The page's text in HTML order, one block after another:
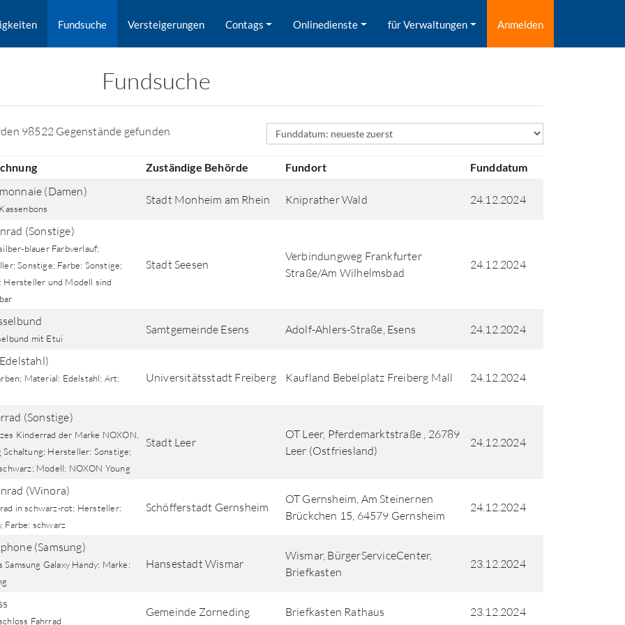
Fundsuche Versteigerungen Contags Onlinedienste für Verwaltungen Anmelden
Fundsuche
nach Orten gesucht.
98522 Gegenstände gefunden Sortierfeld
Zuständige Behörde Fundort Funddatum
(Damen)
Stadt Monheim am Rhein Kniprather Wald 24.12.2024
(Sonstige)
blauer Farbverlauf;
Sonstige; Farbe: Sonstige;
Hersteller und Modell sind
Stadt Seesen
Verbindungweg Frankfurter
Straße/Am Wilhelmsbad
24.12.2024
mit Etui
Samtgemeinde Esens Adolf-Ahlers-Straße, Esens 24.12.2024
Material: Edelstahl; Art:
Universitätsstadt Freiberg Kaufland Bebelplatz Freiberg Mall 24.12.2024
(Sonstige)
Kinderrad der Marke NOXON,
Schaltung; Hersteller: Sonstige;
Modell: NOXON Young
Stadt Leer
OT Leer, Pferdemarktstraße , 26789
Leer (Ostfriesland)
24.12.2024
(Winora)
in schwarz-rot; Hersteller:
Farbe: schwarz
Schöfferstadt Gernsheim
OT Gernsheim, Am Steinernen
Brückchen 15, 64579 Gernsheim
24.12.2024
(Samsung)
Samsung Galaxy Handy; Marke:
Hansestadt Wismar
Wismar, BürgerServiceCenter,
Briefkasten
23.12.2024
Fahrrad
Gemeinde Zorneding Briefkasten Rathaus 23.12.2024